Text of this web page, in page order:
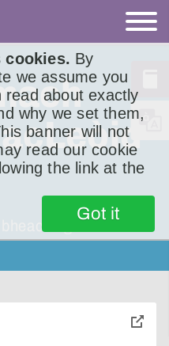
cookies. By
we assume you
read about exactly
why we set them,
banner will not
read our cookie
the link at the
Got it
gur ann
toggle